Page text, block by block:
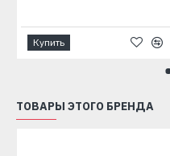
Купить
ТОВАРЫ ЭТОГО БРЕНДА